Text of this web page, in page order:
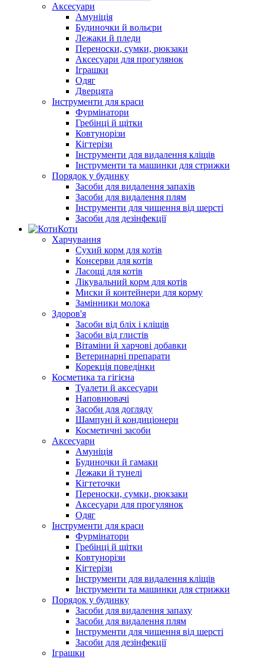
Аксесуари
Амуніція
Будиночки й вольєри
Лежаки й пледи
Переноски, сумки, рюкзаки
Аксесуари для прогулянок
Іграшки
Одяг
Дверцята
Інструменти для краси
Фурмінатори
Гребінці й щітки
Ковтунорізи
Кігтерізи
Інструменти для видалення кліщів
Інструменти та машинки для стрижки
Порядок у будинку
Засоби для видалення запахів
Засоби для видалення плям
Інструменти для чищення від шерсті
Засоби для дезінфекції
Коти
Харчування
Сухий корм для котів
Консерви для котів
Ласощі для котів
Лікувальний корм для котів
Миски й контейнери для корму
Замінники молока
Здоров'я
Засоби від бліх і кліщів
Засоби від глистів
Вітаміни й харчові добавки
Ветеринарні препарати
Корекція поведінки
Косметика та гігієна
Туалети й аксесуари
Наповнювачі
Засоби для догляду
Шампуні й кондиціонери
Косметичні засоби
Аксесуари
Амуніція
Будиночки й гамаки
Лежаки й тунелі
Кігтеточки
Переноски, сумки, рюкзаки
Аксесуари для прогулянок
Одяг
Інструменти для краси
Фурмінатори
Гребінці й щітки
Ковтунорізи
Кігтерізи
Інструменти для видалення кліщів
Інструменти та машинки для стрижки
Порядок у будинку
Засоби для видалення запаху
Засоби для видалення плям
Інструменти для чищення від шерсті
Засоби для дезінфекції
Іграшки